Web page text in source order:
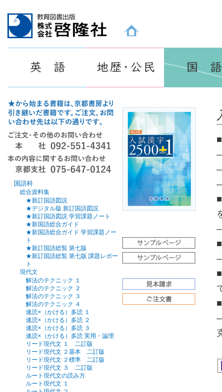
国語科
総合資料集
★新訂国語図説
★デジタル版 新訂国語図説
★新訂国語図説 学習課題ノート
★新国語総合ガイド
★新国語総合ガイド 学習課題ノー
ト
★新訂国語総覧 第七版
★新訂国語総覧 第七版 課題レポー
ト
現代文
解法のテクニック １
解法のテクニック ２
解法のテクニック ３
解法のテクニック ４
速読×（かける）多読 １
速読×（かける）多読 ２
速読×（かける）多読 ３
速読×（かける）多読 実用・論理
リード現代文 １ 二訂版
リード現代文 ２基本 二訂版
リード現代文 ２標準 二訂版
リード現代文 ３ 二訂版
ルート現代文の読み方
ルート現代文 １